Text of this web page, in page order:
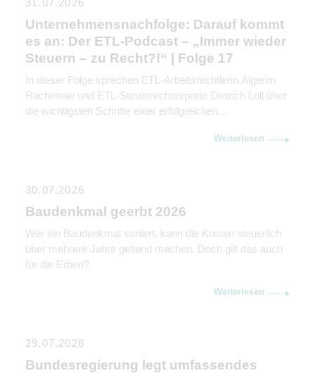
Unternehmensnachfolge: Darauf kommt
es an: Der ETL-Podcast – „Immer wieder
Steuern – zu Recht?!“ | Folge 17
In dieser Folge sprechen ETL-Arbeitsrechtlerin Aigerim
Rachimow und ETL-Steuerrechtexperte Dietrich Loll über
die wichtigsten Schritte einer erfolgreichen
Kommunikation genauso wichtig ist wie rechtliche und
Weiterlesen
30.07.2026
Baudenkmal geerbt 2026
Wer ein Baudenkmal saniert, kann die Kosten steuerlich
über mehrere Jahre geltend machen. Doch gilt das auch
für die Erben?
Weiterlesen
29.07.2026
Bundesregierung legt umfassendes